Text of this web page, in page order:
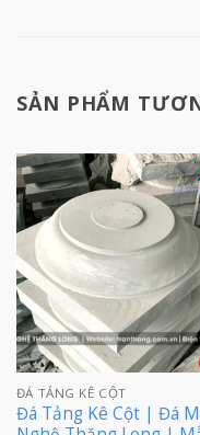
SẢN PHẨM
ĐÁ TẢNG KÊ CỘT
Đá Tảng Kê Cột | Đá